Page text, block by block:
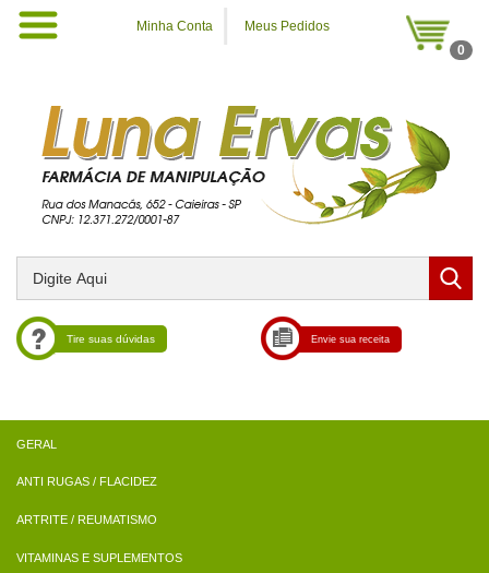
Minha Conta
Meus Pedidos
0
Tire suas dúvidas Envie sua receita
ANTI RUGAS / FLACIDEZ
ARTRITE / REUMATISMO
VITAMINAS E SUPLEMENTOS